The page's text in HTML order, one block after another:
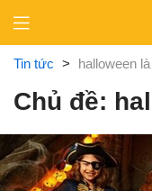
content
Tin tức > halloween
Chủ đề: